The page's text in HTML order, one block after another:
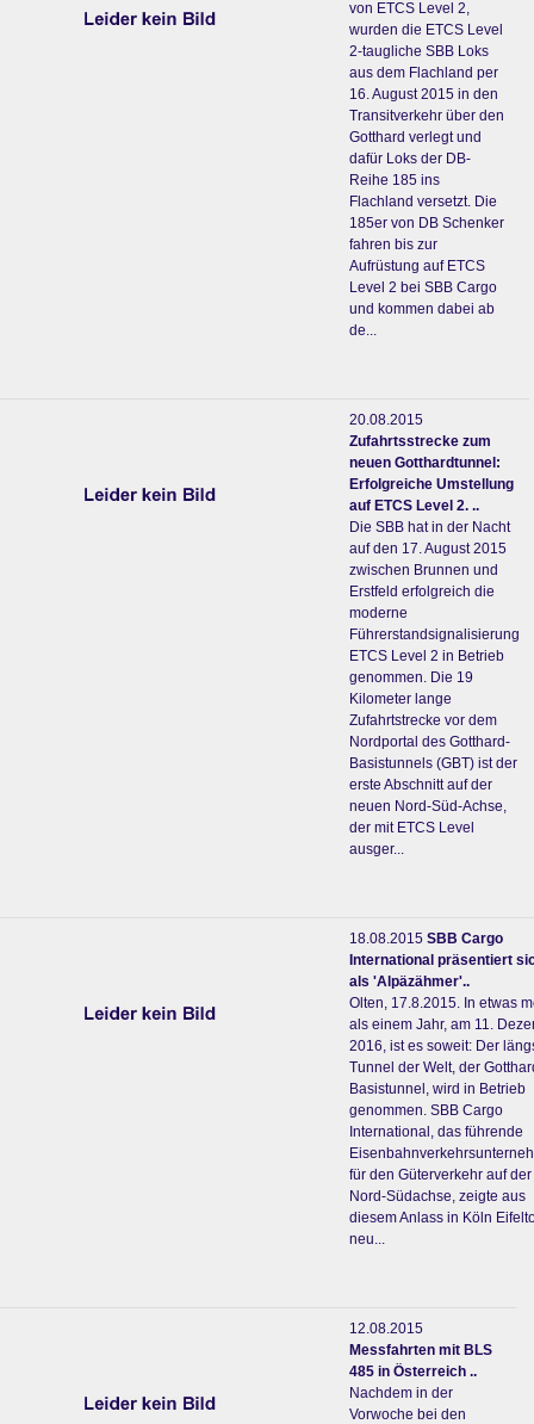
von ETCS Level 2,
wurden die ETCS Level
2-taugliche SBB Loks
aus dem Flachland per
16. August 2015 in den
Transitverkehr über den
Gotthard verlegt und
dafür Loks der DB-
Reihe 185 ins
Flachland versetzt. Die
185er von DB Schenker
fahren bis zur
Aufrüstung auf ETCS
Level 2 bei SBB Cargo
und kommen dabei ab
de...
20.08.2015
Zufahrtsstrecke zum
neuen Gotthardtunnel:
Erfolgreiche Umstellung
auf ETCS Level 2. ..
Die SBB hat in der Nacht
auf den 17. August 2015
zwischen Brunnen und
Erstfeld erfolgreich die
moderne
Führerstandsignalisierung
ETCS Level 2 in Betrieb
genommen. Die 19
Kilometer lange
Zufahrtstrecke vor dem
Nordportal des Gotthard-
Basistunnels (GBT) ist der
erste Abschnitt auf der
neuen Nord-Süd-Achse,
der mit ETCS Level
ausger...
18.08.2015 SBB Cargo
International präsentiert
als 'Alpäzähmer'..
Olten, 17.8.2015. In etwas
als einem Jahr, am 11.
2016, ist es soweit: Der
Tunnel der Welt, der
Basistunnel, wird in Betrieb
genommen. SBB Cargo
International, das führende
für den Güterverkehr auf der
Nord-Südachse, zeigte aus
diesem Anlass in Köln
neu...
12.08.2015
Messfahrten mit BLS
485 in Österreich ..
Nachdem in der
Vorwoche bei den